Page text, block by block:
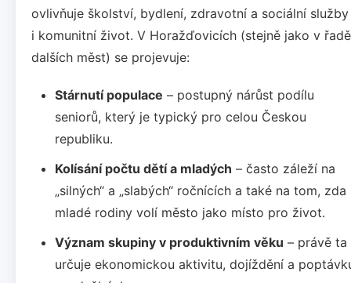
ovlivňuje školství, bydlení, zdravotní a sociální služby
i komunitní život. V Horažďovicích (stejně jako v řadě
dalších měst) se projevuje:
Stárnutí populace – postupný nárůst podílu
seniorů, který je typický pro celou Českou
republiku.
Kolísání počtu dětí a mladých – často záleží na
„silných“ a „slabých“ ročnících a také na tom, zda
mladé rodiny volí město jako místo pro život.
Význam skupiny v produktivním věku – právě ta
určuje ekonomickou aktivitu, dojíždění a